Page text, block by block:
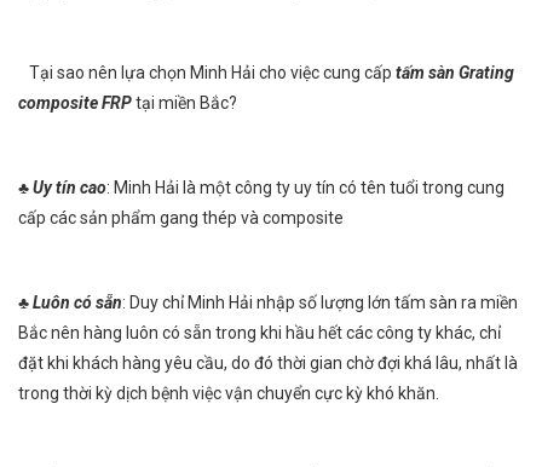
Tại sao nên lựa chọn Minh Hải cho việc cung cấp tấm sàn Grating
composite FRPtại miền Bắc?
♣Uy tín cao: Minh Hải là một công ty uy tín có tên tuổi trong cung
cấp các sản phẩm gang thép và composite
♣Luôn có sẵn: Duy chỉ Minh Hải nhập số lượng lớn tấm sàn ra miền
Bắc nên hàng luôn có sẵn trong khi hầu hết các công ty khác, chỉ
đặt khi khách hàng yêu cầu, do đó thời gian chờ đợi khá lâu, nhất là
trong thời kỳ dịch bệnh việc vận chuyển cực kỳ khó khăn.